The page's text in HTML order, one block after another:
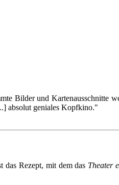
Bilder und Kartenausschnitte
absolut geniales Kopfkino."
Rezept, mit dem das Theater